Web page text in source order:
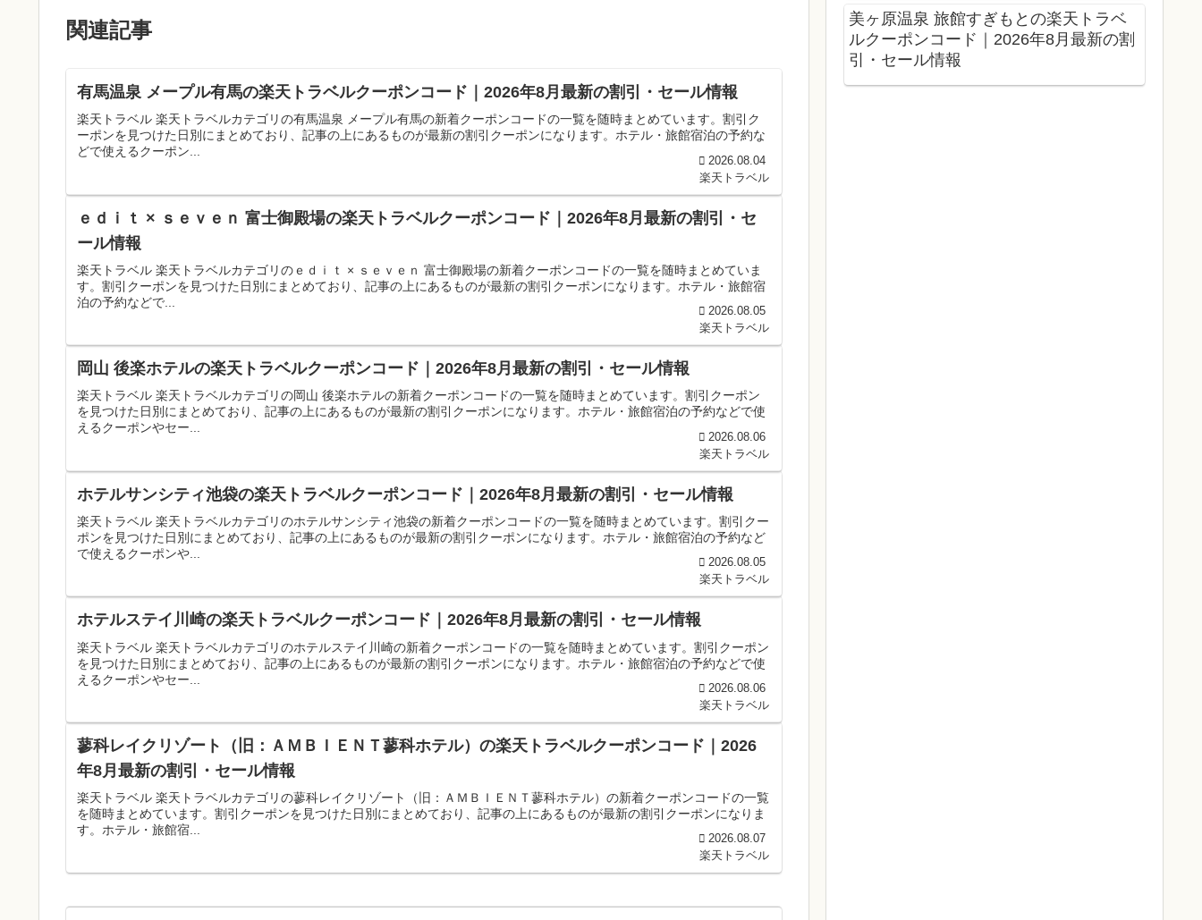
関連記事
有馬温泉 メープル有馬の楽天トラベルクーポンコード｜2026年8月最新の割引・セール情報
楽天トラベル 楽天トラベルカテゴリの有馬温泉 メープル有馬の新着クーポンコードの一覧を随時まとめています。割引ク
ーポンを見つけた日別にまとめており、記事の上にあるものが最新の割引クーポンになります。ホテル・旅館宿泊の予約な
どで使えるクーポン...
2026.08.04
楽天トラベル
ｅｄｉｔ × ｓｅｖｅｎ 富士御殿場の楽天トラベルクーポンコード｜2026年8月最新の割引・セ
ール情報
楽天トラベル 楽天トラベルカテゴリのｅｄｉｔ × ｓｅｖｅｎ 富士御殿場の新着クーポンコードの一覧を随時まとめていま
す。割引クーポンを見つけた日別にまとめており、記事の上にあるものが最新の割引クーポンになります。ホテル・旅館宿
泊の予約などで...
2026.08.05
楽天トラベル
岡山 後楽ホテルの楽天トラベルクーポンコード｜2026年8月最新の割引・セール情報
楽天トラベル 楽天トラベルカテゴリの岡山 後楽ホテルの新着クーポンコードの一覧を随時まとめています。割引クーポン
を見つけた日別にまとめており、記事の上にあるものが最新の割引クーポンになります。ホテル・旅館宿泊の予約などで使
えるクーポンやセー...
2026.08.06
楽天トラベル
ホテルサンシティ池袋の楽天トラベルクーポンコード｜2026年8月最新の割引・セール情報
楽天トラベル 楽天トラベルカテゴリのホテルサンシティ池袋の新着クーポンコードの一覧を随時まとめています。割引クー
ポンを見つけた日別にまとめており、記事の上にあるものが最新の割引クーポンになります。ホテル・旅館宿泊の予約など
で使えるクーポンや...
2026.08.05
楽天トラベル
ホテルステイ川崎の楽天トラベルクーポンコード｜2026年8月最新の割引・セール情報
楽天トラベル 楽天トラベルカテゴリのホテルステイ川崎の新着クーポンコードの一覧を随時まとめています。割引クーポン
を見つけた日別にまとめており、記事の上にあるものが最新の割引クーポンになります。ホテル・旅館宿泊の予約などで使
えるクーポンやセー...
2026.08.06
楽天トラベル
蓼科レイクリゾート（旧：ＡＭＢＩＥＮＴ蓼科ホテル）の楽天トラベルクーポンコード｜2026
年8月最新の割引・セール情報
楽天トラベル 楽天トラベルカテゴリの蓼科レイクリゾート（旧：ＡＭＢＩＥＮＴ蓼科ホテル）の新着クーポンコードの一覧
を随時まとめています。割引クーポンを見つけた日別にまとめており、記事の上にあるものが最新の割引クーポンになりま
す。ホテル・旅館宿...
2026.08.07
楽天トラベル
美ヶ原温泉 旅館すぎもとの楽天トラベ
ルクーポンコード｜2026年8月最新の割
引・セール情報